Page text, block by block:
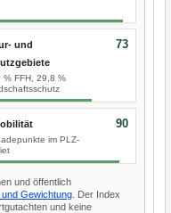
und
% FFH, 29,8 %
73
im PLZ-
90
und öffentlich
Gewichtung . Der Index
und keine